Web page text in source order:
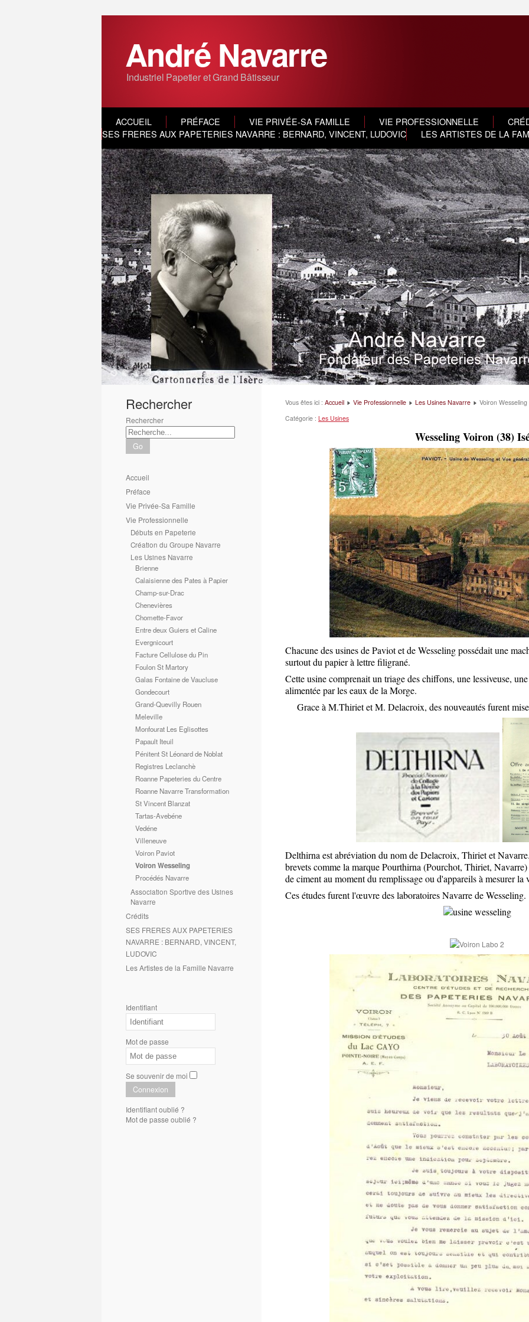
André Navarre
Industriel Papetier et Grand Bâtisseur
ACCUEIL PRÉFACE VIE PRIVÉE-SA FAMILLE VIE PROFESSIONNELLE
SES FRERES AUX PAPETERIES NAVARRE : BERNARD, VINCENT, LUDOVIC
LES ARTISTES DE LA
3 4 5 6
Rechercher
Rechercher
Go
Accueil
Préface
Vie Privée-Sa Famille
Vie Professionnelle
Débuts en Papeterie
Création du Groupe Navarre
Les Usines Navarre
Brienne
Calaisienne des Pates à Papier
Champ-sur-Drac
Chenevières
Chomette-Favor
Entre deux Guiers et Caline
Evergnicourt
Facture Cellulose du Pin
Foulon St Martory
Galas Fontaine de Vaucluse
Gondecourt
Grand-Quevilly Rouen
Meleville
Monfourat Les Eglisottes
Papault Iteuil
Pénitent St Léonard de Noblat
Registres Leclanchè
Roanne Papeteries du Centre
Roanne Navarre Transformation
St Vincent Blanzat
Tartas-Avebéne
Vedéne
Villeneuve
Voiron Paviot
Voiron Wesseling
Procédés Navarre
Association Sportive des Usines
Navarre
Crédits
SES FRERES AUX PAPETERIES
NAVARRE : BERNARD, VINCENT,
LUDOVIC
Les Artistes de la Famille Navarre
Identifiant
Mot de passe
Se souvenir de moi
Connexion
Identifiant oublié ?
Mot de passe oublié ?
Vous êtes ici : Accueil Vie Professionnelle Les Usines Navarre
Voiron Wesseling
Catégorie : Les Usines
Wesseling Voiron (38)
Chacune des usines de Paviot et de Wesseling possédait une
surtout du papier à lettre filigrané.
Cette usine comprenait un triage des chiffons, une lessiveuse,
alimentée par les eaux de la Morge.
Grace à M.Thiriet et M. Delacroix, des nouveautés furent
Delthirna est abréviation du nom de Delacroix, Thiriet et
brevets comme la marque Pourthirna (Pourchot, Thiriet,
de ciment au moment du remplissage ou d'appareils à mesurer la
Ces études furent l'œuvre des laboratoires Navarre de Wesseling.